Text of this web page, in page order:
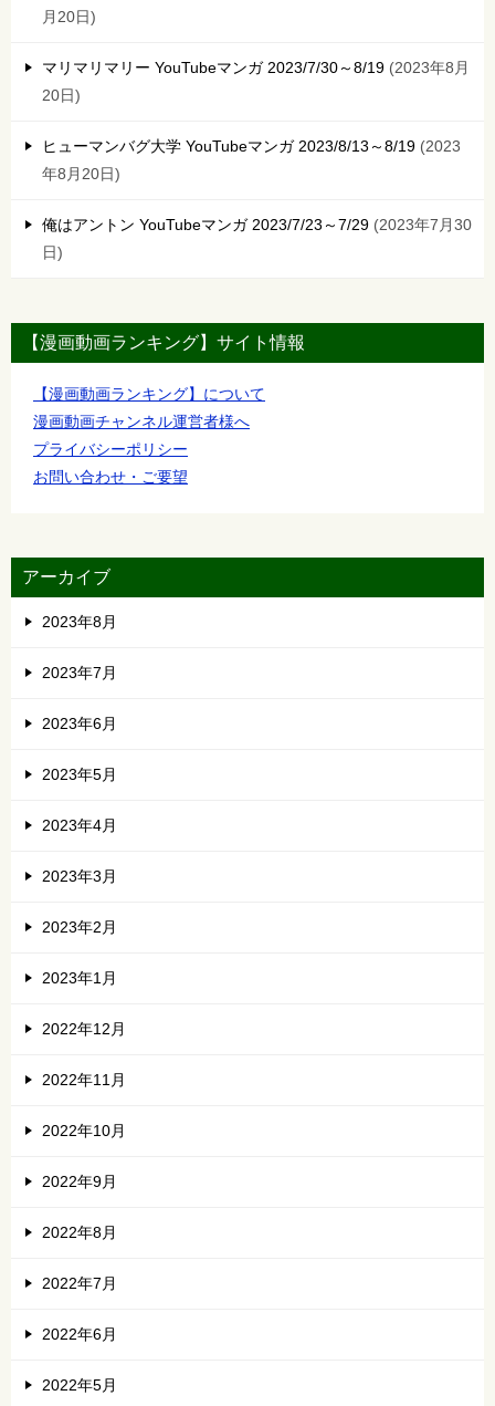
月20日
マリマリマリー YouTubeマンガ 2023/7/30～8/19 2023年8月
20日
ヒューマンバグ大学 YouTubeマンガ 2023/8/13～8/19 2023
年8月20日
俺はアントン YouTubeマンガ 2023/7/23～7/29 2023年7月30
日
【漫画動画ランキング】サイト情報
【漫画動画ランキング】について
漫画動画チャンネル運営者様へ
プライバシーポリシー
お問い合わせ・ご要望
アーカイブ
2023年8月
2023年7月
2023年6月
2023年5月
2023年4月
2023年3月
2023年2月
2023年1月
2022年12月
2022年11月
2022年10月
2022年9月
2022年8月
2022年7月
2022年6月
2022年5月